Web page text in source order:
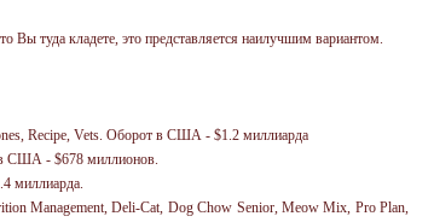
Вы туда кладете, это представляется наилучшим вариантом.
Recipe, Vets. Оборот в США- $1.2 миллиарда
США- $678 миллионов.
миллиарда.
Management, Deli-Cat, Dog Chow Senior, Meow Mix, Pro Plan,